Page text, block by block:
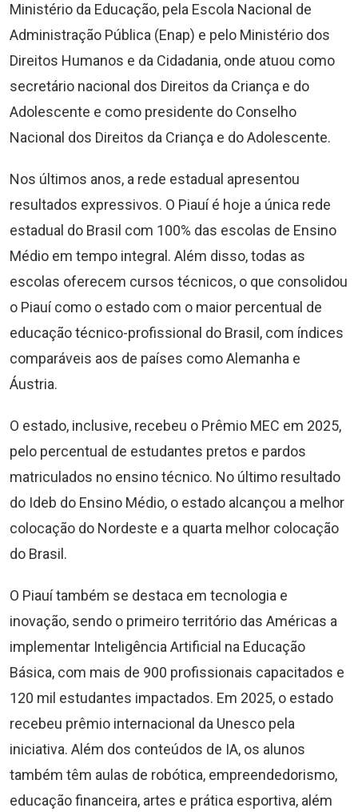
Ministério da Educação, pela Escola Nacional de
Administração Pública (Enap) e pelo Ministério dos
Direitos Humanos e da Cidadania, onde atuou como
secretário nacional dos Direitos da Criança e do
Adolescente e como presidente do Conselho
Nacional dos Direitos da Criança e do Adolescente.
Nos últimos anos, a rede estadual apresentou
resultados expressivos. O Piauí é hoje a única rede
estadual do Brasil com 100% das escolas de Ensino
Médio em tempo integral. Além disso, todas as
escolas oferecem cursos técnicos, o que consolidou
o Piauí como o estado com o maior percentual de
educação técnico-profissional do Brasil, com índices
comparáveis aos de países como Alemanha e
Áustria.
O estado, inclusive, recebeu o Prêmio MEC em 2025,
pelo percentual de estudantes pretos e pardos
matriculados no ensino técnico. No último resultado
do Ideb do Ensino Médio, o estado alcançou a melhor
colocação do Nordeste e a quarta melhor colocação
do Brasil.
O Piauí também se destaca em tecnologia e
inovação, sendo o primeiro território das Américas a
implementar Inteligência Artificial na Educação
Básica, com mais de 900 profissionais capacitados e
120 mil estudantes impactados. Em 2025, o estado
recebeu prêmio internacional da Unesco pela
iniciativa. Além dos conteúdos de IA, os alunos
também têm aulas de robótica, empreendedorismo,
educação financeira, artes e prática esportiva, além